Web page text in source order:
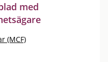
med
(MCF)